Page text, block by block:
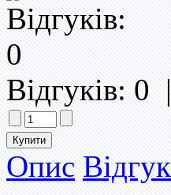
Відгуків: 0
Опис